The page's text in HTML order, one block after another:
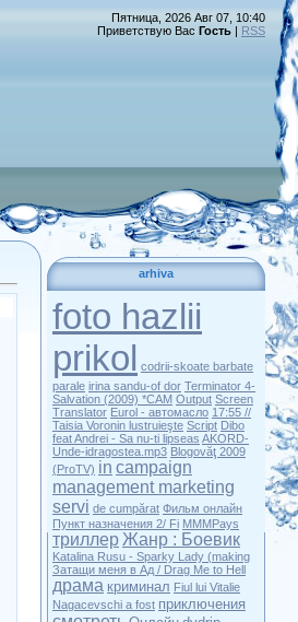
Пятница, 2026 Авг 07, 10:40
Приветствую Вас Гость | RSS
arhiva
foto hazlii
prikol codrii-skoate barbate
parale irina sandu-of dor Terminator 4-
Salvation (2009) *CAM Output Screen
Translator Eurol - автомасло 17:55 //
Taisia Voronin lustruieşte Script Dibo
feat Andrei - Sa nu-ti lipseas AKORD-
Unde-idragostea.mp3 Blogovăţ 2009
(ProTV) in campaign
management marketing
servi de cumpărat Фильм онлайн
Пункт назначения 2/ Fi MMMPays
триллер Жанр : Боевик
Katalina Rusu - Sparky Lady (making
Затащи меня в Ад / Drag Me to Hell
драма криминал Fiul lui Vitalie
Nagacevschi a fost приключения